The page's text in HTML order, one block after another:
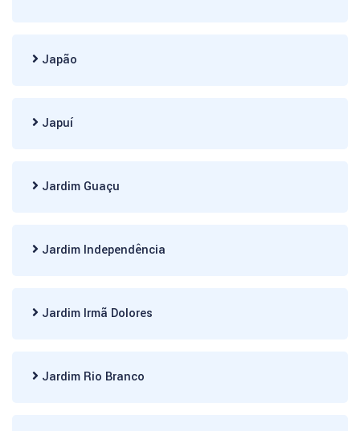
Japão
Japuí
Jardim Guaçu
Jardim Independência
Jardim Irmã Dolores
Jardim Rio Branco